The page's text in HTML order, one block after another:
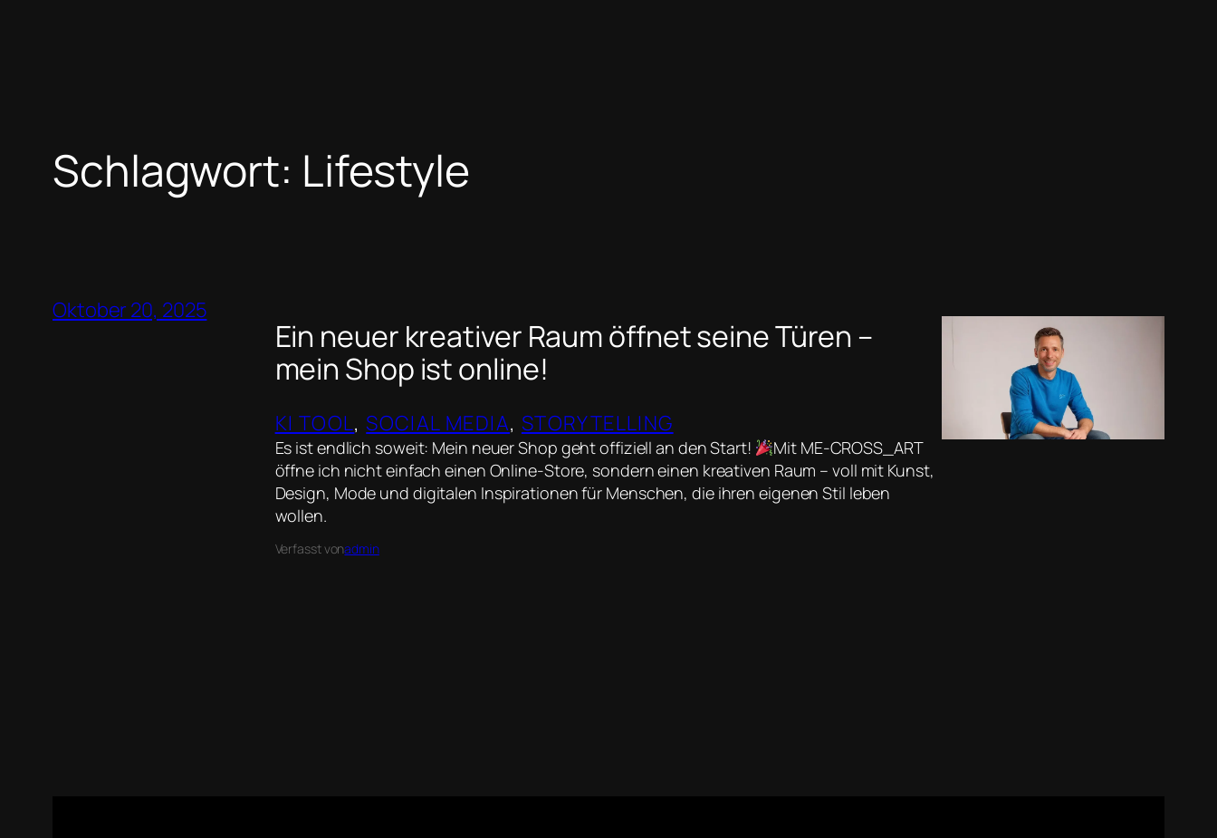
Schlagwort: Lifestyle
Oktober 20, 2025
Ein neuer kreativer Raum öffnet seine Türen –
mein Shop ist online!
KI TOOL, SOCIAL MEDIA, STORYTELLING
Es ist endlich soweit: Mein neuer Shop geht offiziell an den Start!
Mit ME-CROSS_ART
öffne ich nicht einfach einen Online-Store, sondern einen kreativen Raum – voll mit Kunst,
Design, Mode und digitalen Inspirationen für Menschen, die ihren eigenen Stil leben
wollen.
Verfasst vonadmin